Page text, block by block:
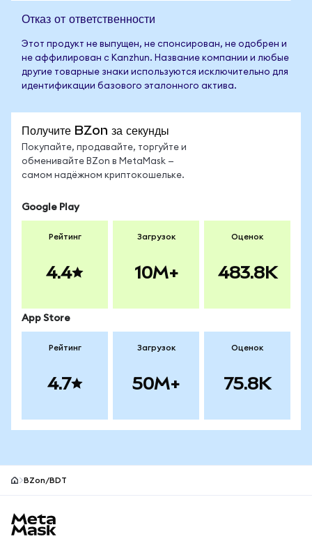
Отказ от ответственности
Этот продукт не выпущен, не спонсирован, не одобрен и
не аффилирован с Kanzhun. Название компании и любые
другие товарные знаки используются исключительно для
идентификации базового эталонного актива.
Получите BZon за секунды
Покупайте, продавайте, торгуйте и
обменивайте BZon в MetaMask —
самом надёжном криптокошельке.
Google Play
Рейтинг
4.4
Загрузок
10M+
Оценок
483.8K
App Store
Рейтинг
4.7
Загрузок
50M+
Оценок
75.8K
BZon/BDT